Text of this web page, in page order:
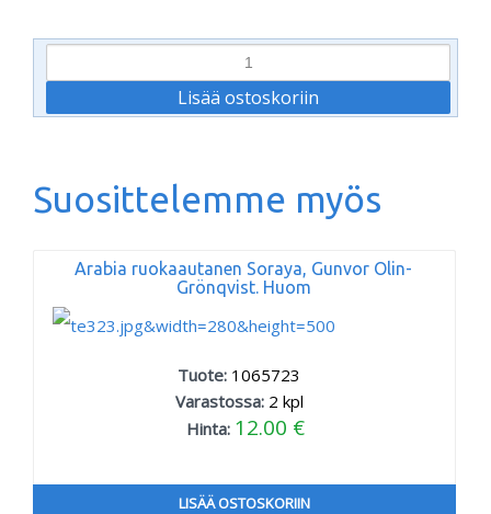
Suosittelemme myös
Arabia ruokaautanen Soraya, Gunvor Olin-
Grönqvist. Huom
Tuote: 1065723
Varastossa: 2 kpl
Hinta: 12.00 €
LISÄÄ OSTOSKORIIN